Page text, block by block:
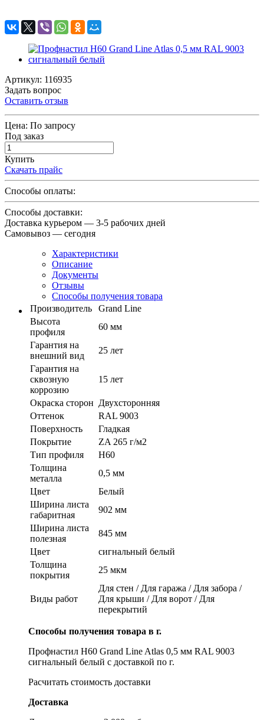
Артикул: 116935
Задать вопрос
Оставить отзыв
Цена: По запросу
Под заказ
Купить
Скачать прайс
Способы оплаты:
Способы доставки:
Доставка курьером — 3-5 рабочих дней
Самовывоз — сегодня
Характеристики
Описание
Документы
Отзывы
Способы получения товара
Производитель
Grand Line
Высота
профиля
60 мм
Гарантия на
внешний вид
25 лет
Гарантия на
сквозную
коррозию
15 лет
Окраска сторон Двухсторонняя
Оттенок
RAL 9003
Поверхность
Гладкая
Покрытие
ZA 265 г/м2
Тип профиля
Н60
Толщина
металла
0,5 мм
Цвет
Белый
Ширина листа
габаритная
902 мм
Ширина листа
полезная
845 мм
Цвет
сигнальный белый
Толщина
покрытия
25 мкм
Виды работ
Для стен / Для гаража / Для забора /
Для крыши / Для ворот / Для
перекрытий
Способы получения товара в г.
Профнастил Н60 Grand Line Atlas 0,5 мм RAL 9003
сигнальный белый с доставкой по г.
Расчитать стоимость доставки
Доставка